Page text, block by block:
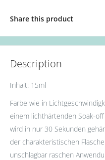
Share this product
Description
Inhalt: 15ml
Farbe wie in
einem lichthärtenden Soak-off
wird in nur 30 Sekunden
der charakteristischen
unschlagbar raschen